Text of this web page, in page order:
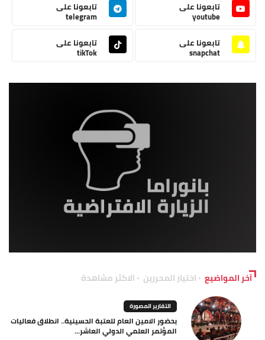
تابعونا على
youtube
تابعونا على
telegram
تابعونا على
snapchat
تابعونا على
tikTok
آخر المواضيع اختيار المحررين الاكثر مشاهدة
التقارير المصورة
بحضور الامين العام للعتبة الحسينية.. انطلاق فعاليات
المؤتمر العلمي الدولي العاشر...